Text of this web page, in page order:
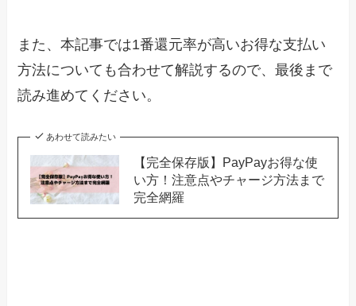
また、本記事では1番還元率が高いお得な支払い
方法についても合わせて解説するので、最後まで
読み進めてください。
あわせて読みたい
【完全保存版】PayPayお得な使
い方！注意点やチャージ方法まで
完全網羅